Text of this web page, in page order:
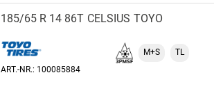
TOYO
CELSIUS
185/65 R 14 86T
ART.-NR.: 100085884
M+S TL